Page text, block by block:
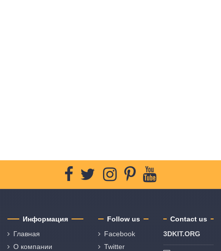
Информация
Главная
О компании
Follow us
Facebook
Twitter
Contact us
3DKIT.ORG